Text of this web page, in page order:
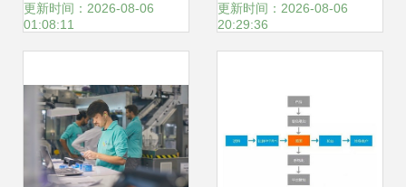
更新时间：2026-08-06
01:08:11
更新时间：2026-08-06
20:29:36